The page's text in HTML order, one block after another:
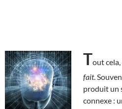
Tout cela,
fait.
produit un
connexe :